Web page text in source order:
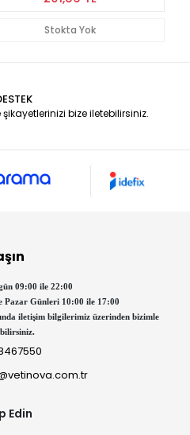
Stokta Yok
şikayetlerinizi bize iletebilirsiniz.
09:00 ile 22:00
Pazar Günleri 10:00 ile 17:00
iletişim bilgilerimiz üzerinden bizimle
Edin